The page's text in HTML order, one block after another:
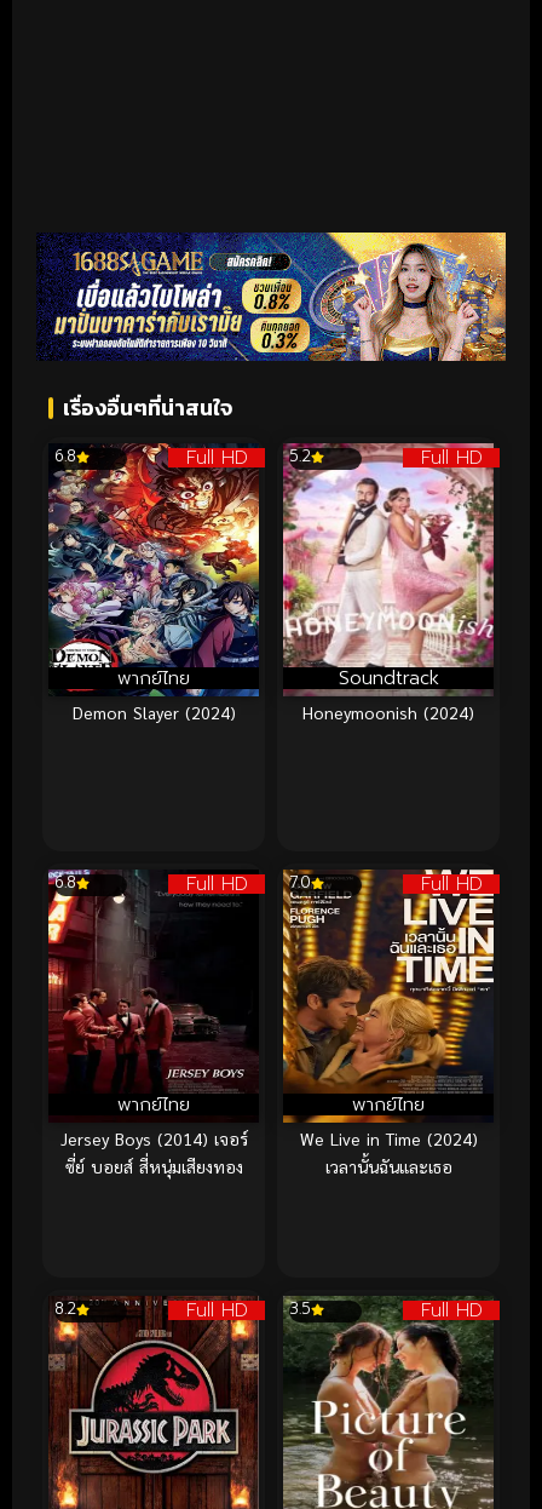
เรื่องอื่นๆที่น่าสนใจ
Full HD
พากย์ไทย
6.8
Demon Slayer (2024)
Full HD
Soundtrack
5.2
Honeymoonish (2024)
Full HD
พากย์ไทย
6.8
Jersey Boys (2014) เจอร์
ซี่ย์ บอยส์ สี่หนุ่มเสียงทอง
Full HD
พากย์ไทย
7.0
We Live in Time (2024)
เวลานั้นฉันและเธอ
Full HD
8.2 Full HD
3.5